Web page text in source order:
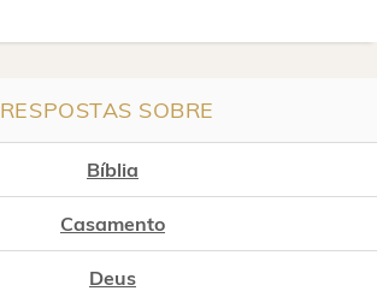
RESPOSTAS SOBRE
Bíblia
Casamento
Deus